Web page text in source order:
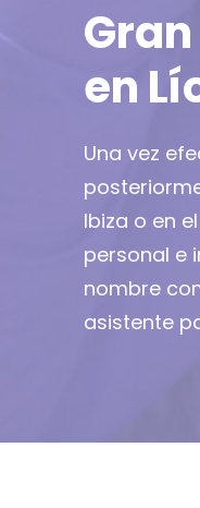
en
Una vez
Ibiza o en
personal e
nombre
asistente